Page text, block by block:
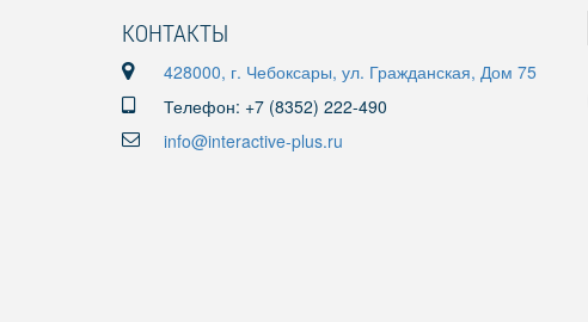
КОНТАКТЫ
428000, г. Чебоксары, ул. Гражданская, Дом 75
Телефон: +7 (8352) 222-490
info@interactive-plus.ru